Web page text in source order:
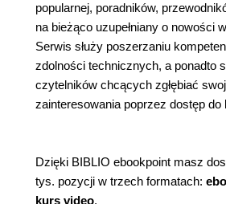
popularnej, poradników,
na bieżąco uzupełniany o nowości
Serwis służy poszerzaniu
zdolności technicznych, a ponadto
czytelników chcących zgłębiać
zainteresowania poprzez dostęp do
Dzięki BIBLIO ebookpoint masz
tys. pozycji w trzech formatach:
kurs video.